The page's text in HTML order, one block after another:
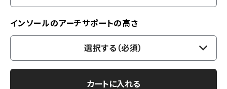
インソールのアーチサポートの高さ
選択する（必須）
カートに入れる